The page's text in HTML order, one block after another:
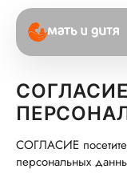
СОГЛАСИЕ
персональных